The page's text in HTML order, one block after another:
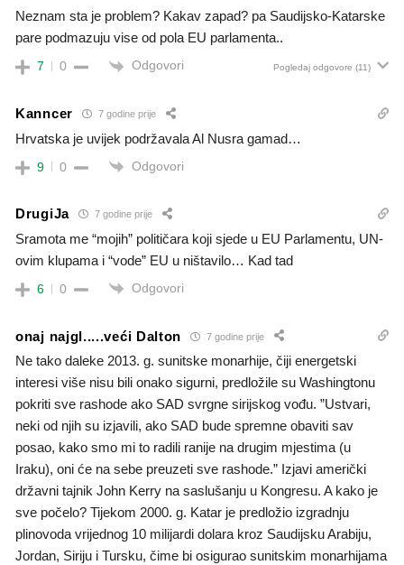
Neznam sta je problem? Kakav zapad? pa Saudijsko-Katarske
pare podmazuju vise od pola EU parlamenta..
7 0 Odgovori Pogledaj odgovore (11)
Kanncer 7 godine prije
Hrvatska je uvijek podržavala Al Nusra gamad…
9 0 Odgovori
DrugiJa 7 godine prije
Sramota me “mojih” političara koji sjede u EU Parlamentu, UN-
ovim klupama i “vode” EU u ništavilo… Kad tad
6 0 Odgovori
onaj najgl.....veći Dalton 7 godine prije
Ne tako daleke 2013. g. sunitske monarhije, čiji energetski
interesi više nisu bili onako sigurni, predložile su Washingtonu
pokriti sve rashode ako SAD svrgne sirijskog vođu. ”Ustvari,
neki od njih su izjavili, ako SAD bude spremne obaviti sav
posao, kako smo mi to radili ranije na drugim mjestima (u
Iraku), oni će na sebe preuzeti sve rashode.” Izjavi američki
državni tajnik John Kerry na saslušanju u Kongresu. A kako je
sve počelo? Tijekom 2000. g. Katar je predložio izgradnju
plinovoda vrijednog 10 milijardi dolara kroz Saudijsku Arabiju,
Jordan, Siriju i Tursku, čime bi osigurao sunitskim monarhijama